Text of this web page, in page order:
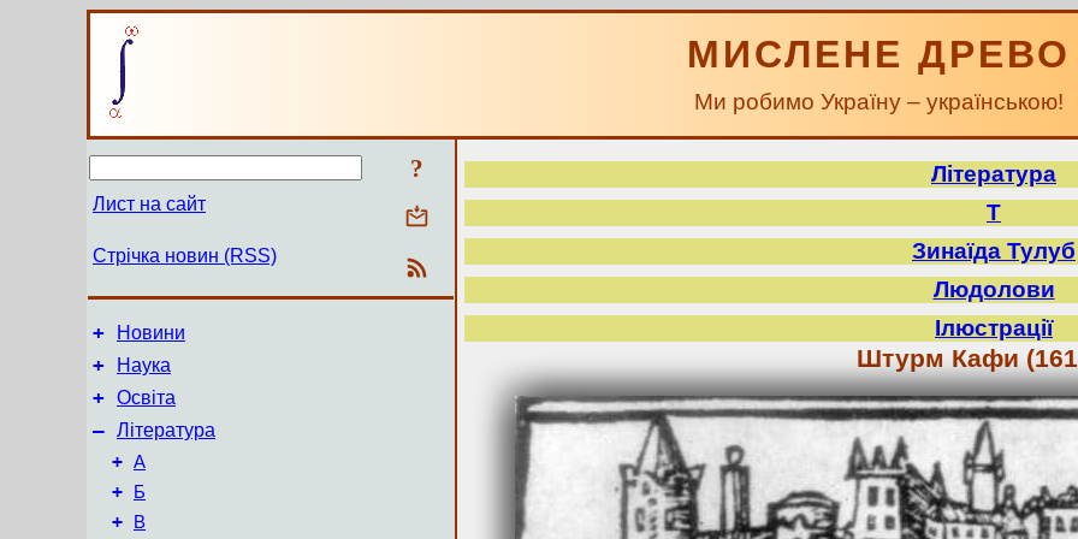
МИСЛЕНЕ ДРЕВО
Ми робимо Україну – українською!
?
Лист на сайт
Стрічка новин (RSS)
+ Новини
+ Наука
+ Освіта
– Література
+ А
+ Б
+ В
Література
Т
Зинаїда Тулуб
Людолови
Ілюстрації
Штурм Кафи